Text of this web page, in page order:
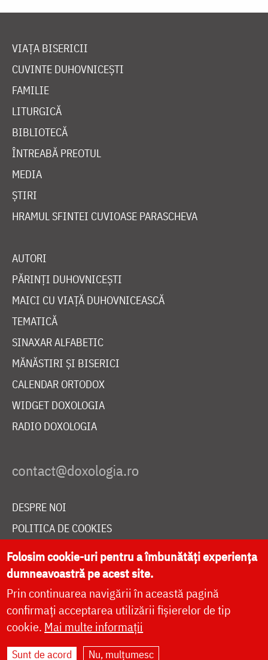
VIAȚA BISERICII
CUVINTE DUHOVNICEȘTI
FAMILIE
LITURGICĂ
BIBLIOTECĂ
ÎNTREABĂ PREOTUL
MEDIA
ȘTIRI
HRAMUL SFINTEI CUVIOASE PARASCHEVA
AUTORI
PĂRINȚI DUHOVNICEȘTI
MAICI CU VIAȚĂ DUHOVNICEASCĂ
TEMATICĂ
SINAXAR ALFABETIC
MĂNĂSTIRI ȘI BISERICI
CALENDAR ORTODOX
WIDGET DOXOLOGIA
RADIO DOXOLOGIA
DESPRE NOI
POLITICA DE COOKIES
DONEAZĂ ONLINE PENTRU CATEDRALA NAȚIONALĂ
LIVE
Site dezvoltat deDOXOLOGIA MEDIA
Folosim cookie-uri pentru a îmbunătăți experiența
dumneavoastră pe acest site.
Prin continuarea navigării în această pagină
confirmați acceptarea utilizării fișierelor de tip
cookie. Mai multe informații
Sunt de acord Nu, mulțumesc